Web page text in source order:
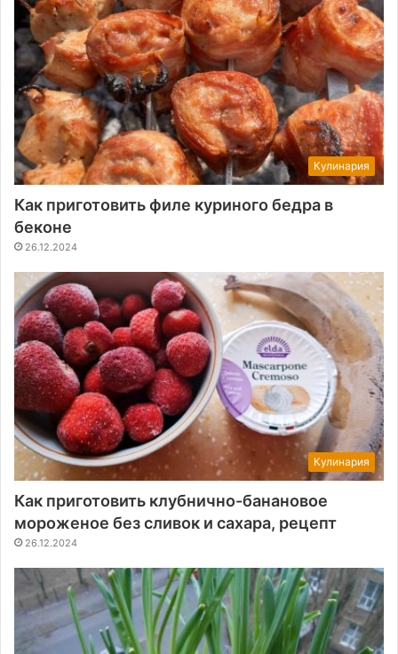
Кулинария
Как приготовить филе куриного бедра в
беконе
26.12.2024
Кулинария
Как приготовить клубнично-банановое
мороженое без сливок и сахара, рецепт
26.12.2024